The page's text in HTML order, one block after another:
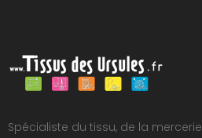
Spécialiste du tissu, de la mercerie